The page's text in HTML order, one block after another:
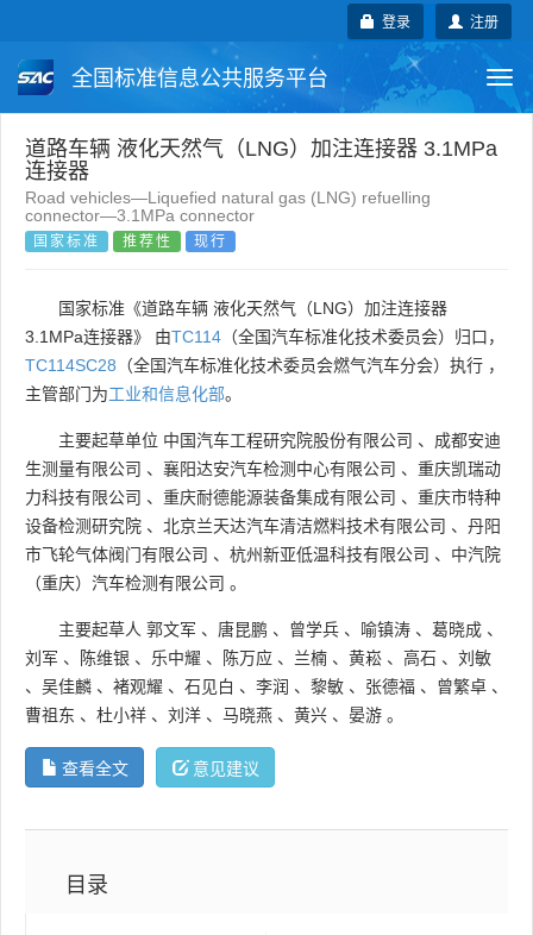
注册
登录
全国标准信息公共服务平台
国家标准 行业标准 地方标准
团体标准 企业标准 国际标准
道路车辆 液化天然气（LNG）加注连接器 3.1MPa
连接器
Road vehicles—Liquefied natural gas (LNG) refuelling
connector—3.1MPa connector
国家标准 推荐性 现行
国家标准《道路车辆 液化天然气（LNG）加注连接器
3.1MPa连接器》 由TC114 （全国汽车标准化技术委员会）归口，
TC114SC28 （全国汽车标准化技术委员会燃气汽车分会）执行 ，
主管部门为工业和信息化部。
主要起草单位 中国汽车工程研究院股份有限公司 、 成都安迪
生测量有限公司 、 襄阳达安汽车检测中心有限公司 、 重庆凯瑞动
力科技有限公司 、 重庆耐德能源装备集成有限公司 、 重庆市特种
设备检测研究院 、 北京兰天达汽车清洁燃料技术有限公司 、 丹阳
市飞轮气体阀门有限公司 、 杭州新亚低温科技有限公司 、 中汽院
（重庆）汽车检测有限公司 。
主要起草人 郭文军 、 唐昆鹏 、 曾学兵 、 喻镇涛 、 葛晓成 、
刘军 、 陈维银 、 乐中耀 、 陈万应 、 兰楠 、 黄崧 、 高石 、 刘敏
、 吴佳麟 、 褚观耀 、 石见白 、 李润 、 黎敏 、 张德福 、 曾繁卓 、
曹祖东 、 杜小祥 、 刘洋 、 马晓燕 、 黄兴 、 晏游 。
查看全文 意见建议
目录